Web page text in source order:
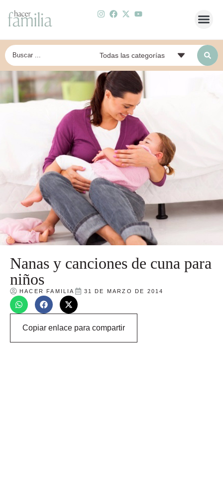
Nanas y canciones de cuna para
niños
HACER FAMILIA 31 DE MARZO DE 2014
Copiar enlace para compartir